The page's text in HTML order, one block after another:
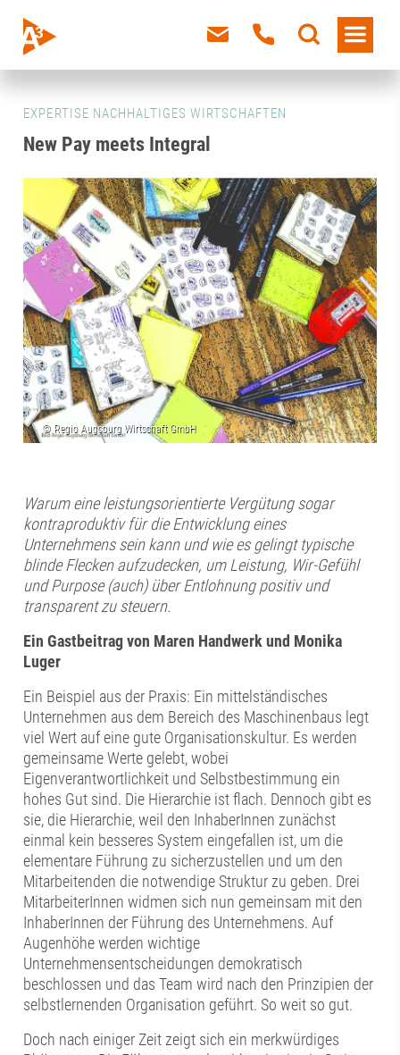
EXPERTISE NACHHALTIGES WIRTSCHAFTEN
New Pay meets Integral
Warum eine leistungsorientierte Vergütung sogar
kontraproduktiv für die Entwicklung eines
Unternehmens sein kann und wie es gelingt typische
blinde Flecken aufzudecken, um Leistung, Wir-Gefühl
und Purpose (auch) über Entlohnung positiv und
transparent zu steuern.
Ein Gastbeitrag von Maren Handwerk und Monika
Luger
Ein Beispiel aus der Praxis: Ein mittelständisches
Unternehmen aus dem Bereich des Maschinenbaus legt
viel Wert auf eine gute Organisationskultur. Es werden
gemeinsame Werte gelebt, wobei
Eigenverantwortlichkeit und Selbstbestimmung ein
hohes Gut sind. Die Hierarchie ist flach. Dennoch gibt es
sie, die Hierarchie, weil den InhaberInnen zunächst
einmal kein besseres System eingefallen ist, um die
elementare Führung zu sicherzustellen und um den
Mitarbeitenden die notwendige Struktur zu geben. Drei
MitarbeiterInnen widmen sich nun gemeinsam mit den
InhaberInnen der Führung des Unternehmens. Auf
Augenhöhe werden wichtige
Unternehmensentscheidungen demokratisch
beschlossen und das Team wird nach den Prinzipien der
selbstlernenden Organisation geführt. So weit so gut.
Doch nach einiger Zeit zeigt sich ein merkwürdiges